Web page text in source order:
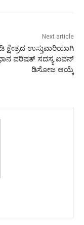
Next article
ಕ್ಷೇತ್ರದ ಉಸ್ತುವಾರಿಯಾಗಿ
ಪರಿಷತ್ ಸದಸ್ಯ ಐವನ್
ಡಿಸೋಜ ಆಯ್ಕೆ